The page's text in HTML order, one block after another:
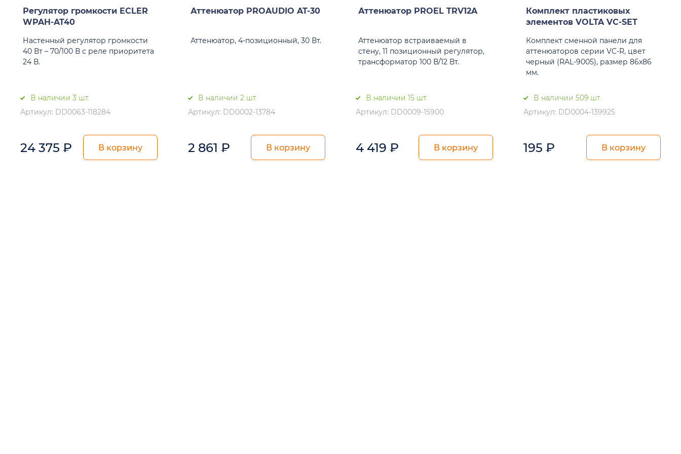
Регулятор громкости ECLER
WPAH-AT40
Настенный регулятор громкости
40 Вт – 70/100 В с реле приоритета
24 В.
В наличии 3 шт.
Артикул: DD0063-118284
24 375 ₽ В корзину
Аттенюатор PROAUDIO AT-30
Аттенюатор, 4-позиционный, 30 Вт.
В наличии 2 шт.
Артикул: DD0002-13784
2 861 ₽ В корзину
Аттенюатор PROEL TRV12A
Аттенюатор встраиваемый в
стену, 11 позиционный регулятор,
трансформатор 100 В/12 Вт.
В наличии 15 шт.
Артикул: DD0009-15900
4 419 ₽ В корзину
Комплект пластиковых
элементов VOLTA VC-SET
Комплект сменной панели для
аттенюаторов серии VC-R, цвет
черный (RAL-9005), размер 86х86
мм.
В наличии 509 шт.
Артикул: DD0004-139925
195 ₽ В корзину